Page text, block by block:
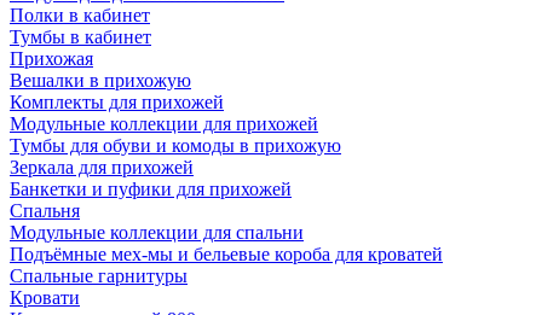
Полки в кабинет
Тумбы в кабинет
Прихожая
Вешалки в прихожую
Комплекты для прихожей
Модульные коллекции для прихожей
Тумбы для обуви и комоды в прихожую
Зеркала для прихожей
Банкетки и пуфики для прихожей
Спальня
Модульные коллекции для спальни
Подъёмные мех-мы и бельевые короба для кроватей
Спальные гарнитуры
Кровати